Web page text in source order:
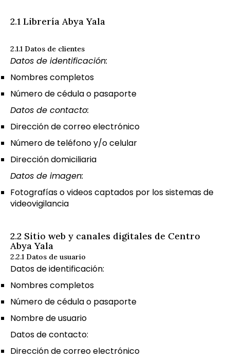
2.1 Librería Abya Yala
2.1.1 Datos de clientes
Datos de identificación:
Nombres completos
Número de cédula o pasaporte
Datos de contacto:
Dirección de correo electrónico
Número de teléfono y/o celular
Dirección domiciliaria
Datos de imagen:
Fotografías o videos captados por los sistemas de
videovigilancia
2.2 Sitio web y canales digitales de Centro
Abya Yala
2.2.1 Datos de usuario
Datos de identificación:
Nombres completos
Número de cédula o pasaporte
Nombre de usuario
Datos de contacto:
Dirección de correo electrónico